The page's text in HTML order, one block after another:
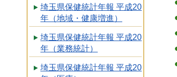
埼玉県保健統計年報 平成20
年（地域・健康増進）
埼玉県保健統計年報 平成20
年（業務統計）
埼玉県保健統計年報 平成20